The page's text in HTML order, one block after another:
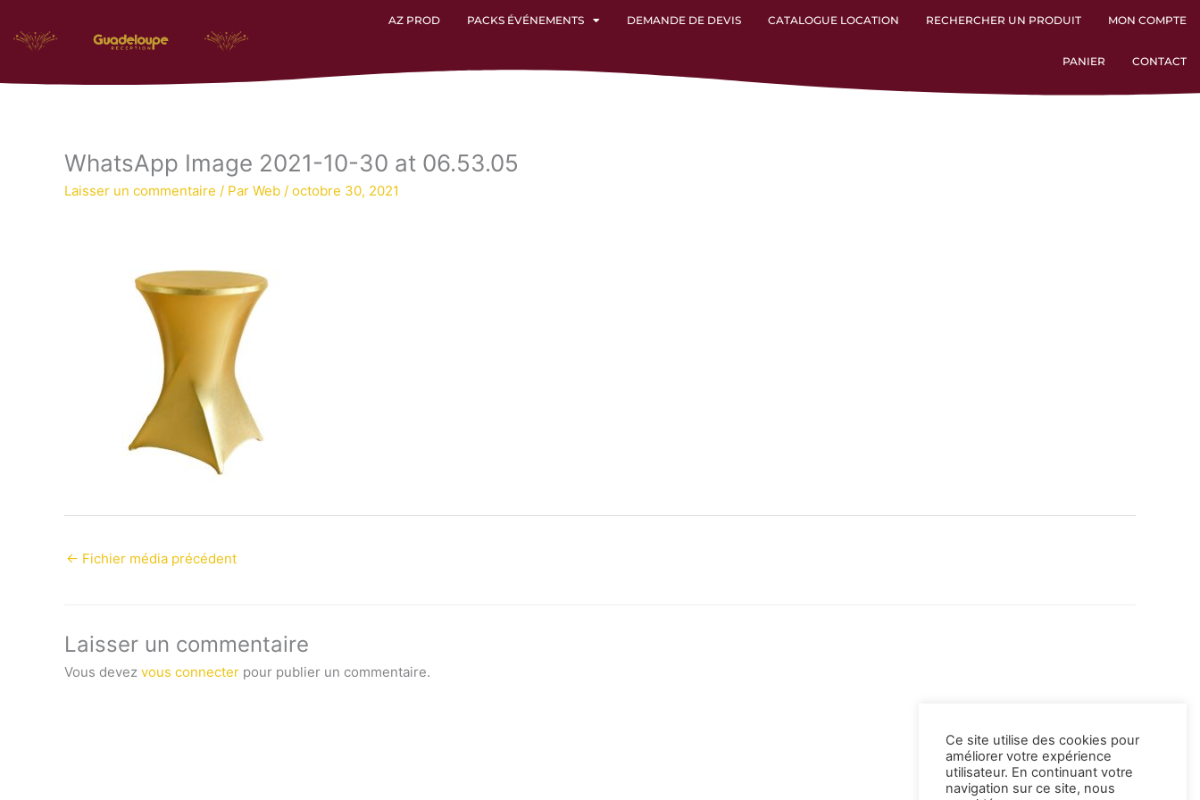
contenu
AZ PROD PACKS ÉVÉNEMENTS DEMANDE DE DEVIS CATALOGUE LOCATION RECHERCHER UN PRODUIT MON COMPTE
PANIER CONTACT
WhatsApp Image 2021-10-30 at 06.53.05
Laisser un commentaire / Par Web / octobre 30, 2021
← Fichier média précédent
Laisser un commentaire
Vous devez vous connecter pour publier un commentaire.
Ce site utilise des cookies pour
améliorer votre expérience
utilisateur. En continuant votre
navigation sur ce site, nous